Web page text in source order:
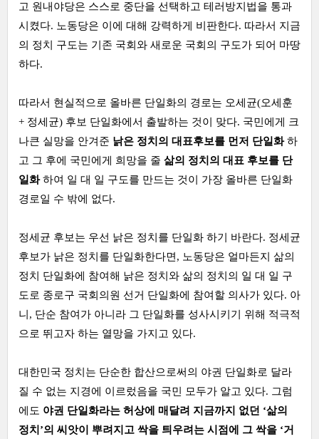
고 원내야당은 스스로 중단을 선택하고 테러방지법을 통과
시켰다. 노동당은 이에 대해 강력하게 비판한다. 따라서 지금
의 정치 구도는 기존 국회와 새로운 국회의 구도가 되어 마땅
하다.
따라서 현실적으로 올바른 단일화의 경로는 오세균(오세훈
+ 정세균) 후보 단일화에서 출발하는 것이 맞다. 국민에게 크
나큰 실망을 안겨준 낡은 정치의 대표후보를 먼저 단일화하
고 그 후에 국민에게 희망을 줄 삶의 정치의 대표 후보를 단
일화하여 일 대 일 구도를 만드는 것이 가장 올바른 단일화
경로일 수 밖에 없다.
정세균 후보는 우선 낡은 정치를 단일화 하기 바란다. 정세균
후보가 낡은 정치를 단일화한다면, 노동당은 얼마든지 삶의
정치 단일화에 참여해 낡은 정치와 삶의 정치의 일 대 일 구
도로 종로구 국회의원 선거 단일화에 참여할 의사가 있다. 아
니, 단순 참여가 아니라 그 단일화를 성사시키기 위해 적극적
으로 뛰고자 하는 열망을 가지고 있다.
대한민국 정치는 단순한 합산으로써의 야권 단일화로 달라
질 수 없는 지경에 이르렀음을 국민 모두가 알고 있다. 그럼
에도 야권 단일화라는 허상에 매달려 지금까지 없던 ‘삶의
정치’의 씨앗이 뿌려지고 싹을 틔우려는 시점에 그 싹을 ‘거